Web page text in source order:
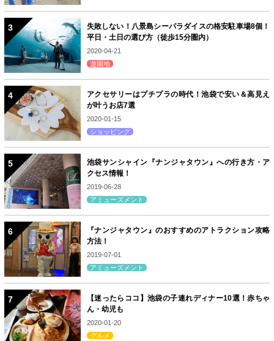
失敗しない！八景島シーパラダイスの格安駐車場8個！
平日・土日の選び方（徒歩15分圏内）
2020-04-21
遊園地
アクセサリーはプチプラの時代！池袋で安い＆高見え
が叶うお店7選
2020-01-15
ショッピング
池袋サンシャイン『ナンジャタウン』への行き方・ア
クセス情報！
2019-06-28
アミューズメント
『ナンジャタウン』のおすすめのアトラクション攻略
方法！
2019-07-01
アミューズメント
【迷ったらココ】池袋の子連れディナー10選！赤ちゃ
ん・幼児も
2020-01-20
グルメ